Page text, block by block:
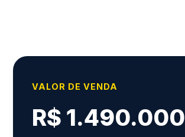
VALOR DE VENDA
R$ 1.490.000